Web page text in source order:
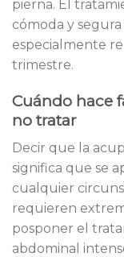
pierna. El
cómoda y
especialmente
trimestre.
Cuándo hace
no tratar
Decir que la
significa que se
cualquier
requieren
posponer el
abdominal